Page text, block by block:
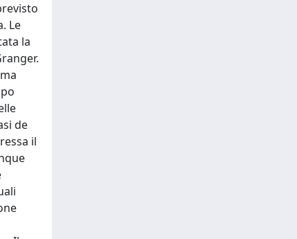
Le
la
de
il